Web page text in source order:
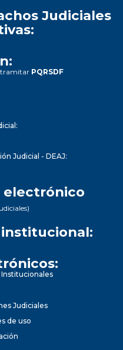
Judiciales
PQRSDF
Judicial - DEAJ:
electrónico
Judiciales
de uso